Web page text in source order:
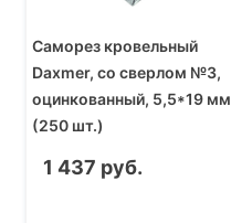
Саморез кровельный
Daxmer, со сверлом №3,
оцинкованный, 5,5*19 мм
(250 шт.)
1 437 руб.